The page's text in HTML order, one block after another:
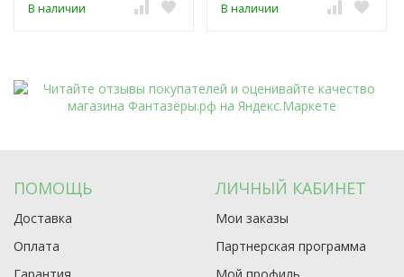
В наличии В наличии
ПОМОЩЬ
Доставка
Оплата
ЛИЧНЫЙ КАБИНЕТ
Мои заказы
Партнерская программа